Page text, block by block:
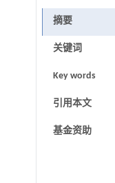
摘要
关键词
Key words
引用本文
基金资助